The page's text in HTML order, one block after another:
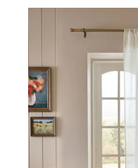
Bags
All
All Partywear
Wedding
Cardigans
Skirts
Shop all